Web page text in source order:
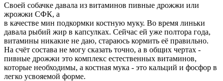
Своей собачке давала из витаминов пивные дрожжи или
жрожжи СФК, а
в качестве мин подкормки костную муку. Во время линьки
давала рыбий жир в капсулках. Сейчас ей уже полтора года,
витамины никакие не даю, стараюсь кормить её правильно.
На счёт состава не могу сказать точно, а в общих чертах -
пивные дрожжи это комплекс естественных витаминов,
которые необходимы, а костная мука - это кальций и фосфор в
легко усвояемой форме.